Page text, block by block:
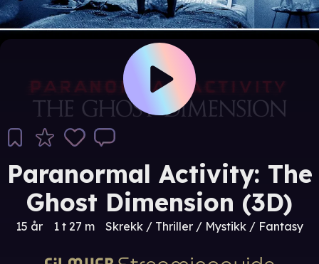
Paranormal Activity: The
Ghost Dimension (3D)
15 år 1 t 27 m Skrekk / Thriller / Mystikk / Fantasy